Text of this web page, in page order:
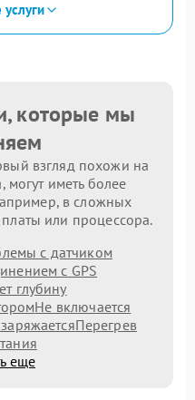
услуги
которые мы
взгляд похожи на
могут иметь более
в сложных
платы или процессора.
с датчиком
с GPS
глубину
Не включается
Перегрев
еще